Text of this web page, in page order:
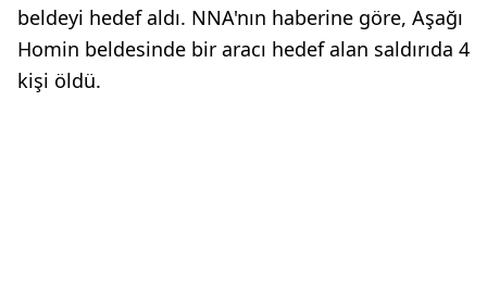
beldeyi hedef aldı. NNA'nın haberine göre, Aşağı
Homin beldesinde bir aracı hedef alan saldırıda 4
kişi öldü.